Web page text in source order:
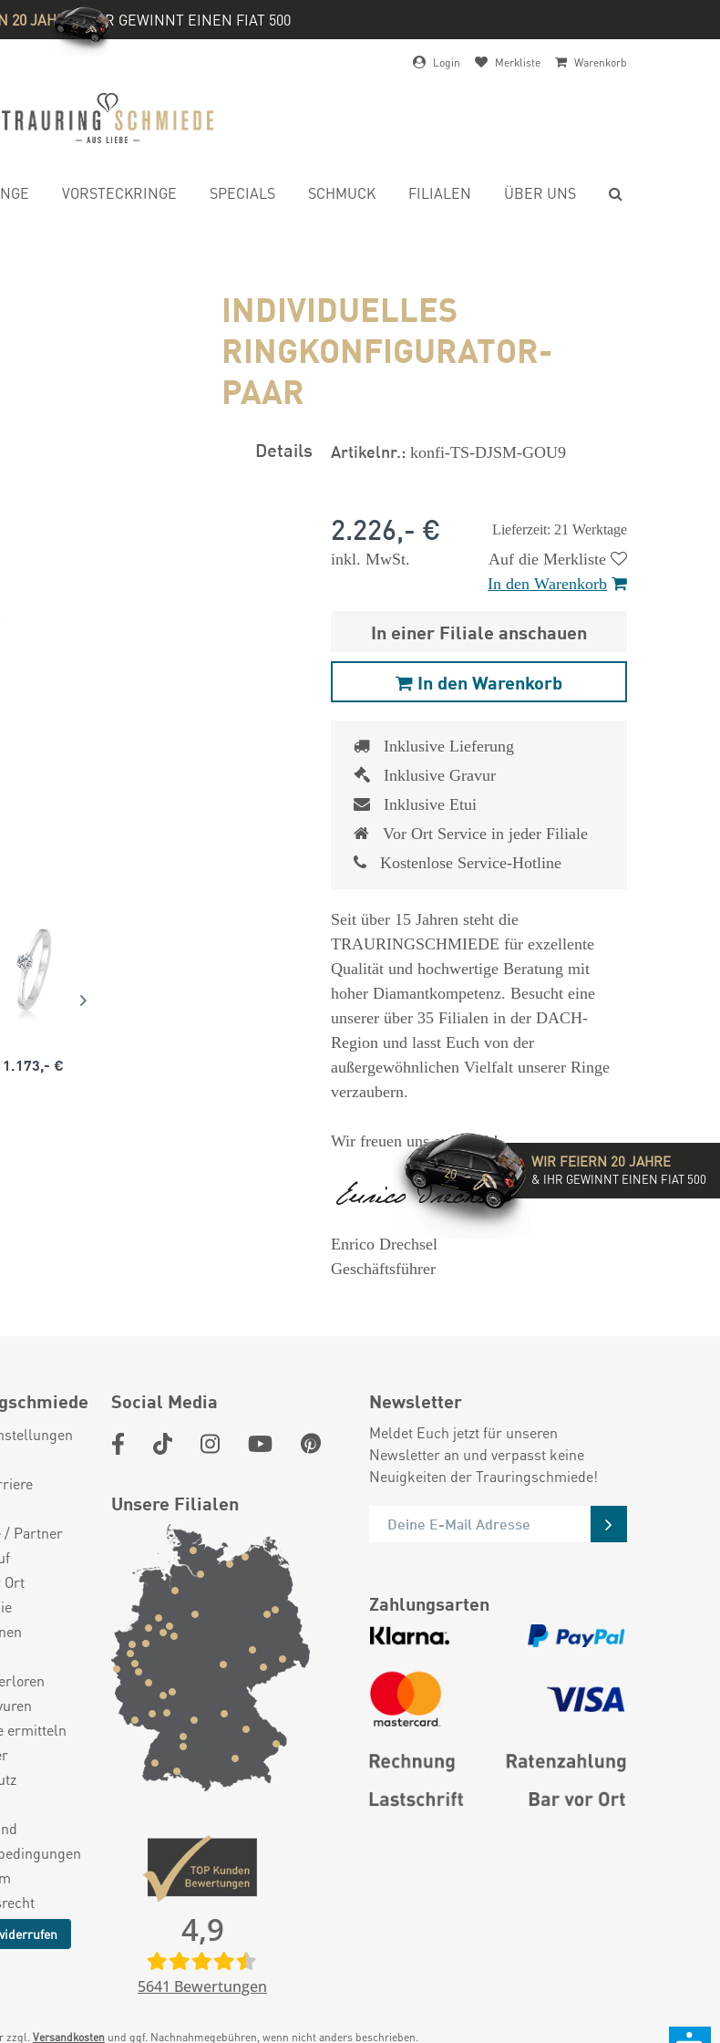
20 JAHRE& IHR GEWINNT EINEN FIAT 500
Login Merkliste Warenkorb
VORSTECKRINGE SPECIALS SCHMUCK FILIALEN ÜBER UNS
INDIVIDUELLES
RINGKONFIGURATOR-
PAAR
1.173,- € 1.825,- €
Details Artikelnr.: konfi-TS-DJSM-GOU9
Lieferzeit: 21 Werktage
2.226,- €
inkl. MwSt.
Auf die Merkliste
In den Warenkorb
In einer Filiale anschauen
In den Warenkorb
Inklusive Lieferung
Inklusive Gravur
Inklusive Etui
Vor Ort Service in jeder Filiale
Kostenlose Service-Hotline
Seit über 15 Jahren steht die
TRAURINGSCHMIEDE für exzellente
Qualität und hochwertige Beratung mit
hoher Diamantkompetenz. Besucht eine
unserer über 35 Filialen in der DACH-
Region und lasst Euch von der
außergewöhnlichen Vielfalt unserer Ringe
verzaubern.
Wir freuen uns auf Euch!
Enrico Drechsel
Geschäftsführer
/ Partner
Ort
ermitteln
Social Media
Unsere Filialen
4,9
5641 Bewertungen
Newsletter
Meldet Euch jetzt für unseren
Newsletter an und verpasst keine
Neuigkeiten der Trauringschmiede!
Zahlungsarten
zzgl. Versandkosten und ggf. Nachnahmegebühren, wenn nicht anders beschrieben.
WIR FEIERN 20 JAHRE
& IHR GEWINNT EINEN FIAT 500